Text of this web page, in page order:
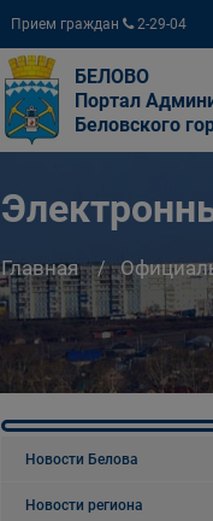
Прием граждан 2-29-04
БЕЛОВО
Портал
Беловского
Главная
Новости Белова
Новости региона